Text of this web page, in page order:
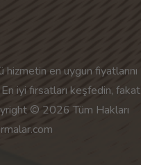
hizmetin en uygun fiyatlarını
iyi fırsatları keşfedin, fakat
© 2026 Tüm Hakları